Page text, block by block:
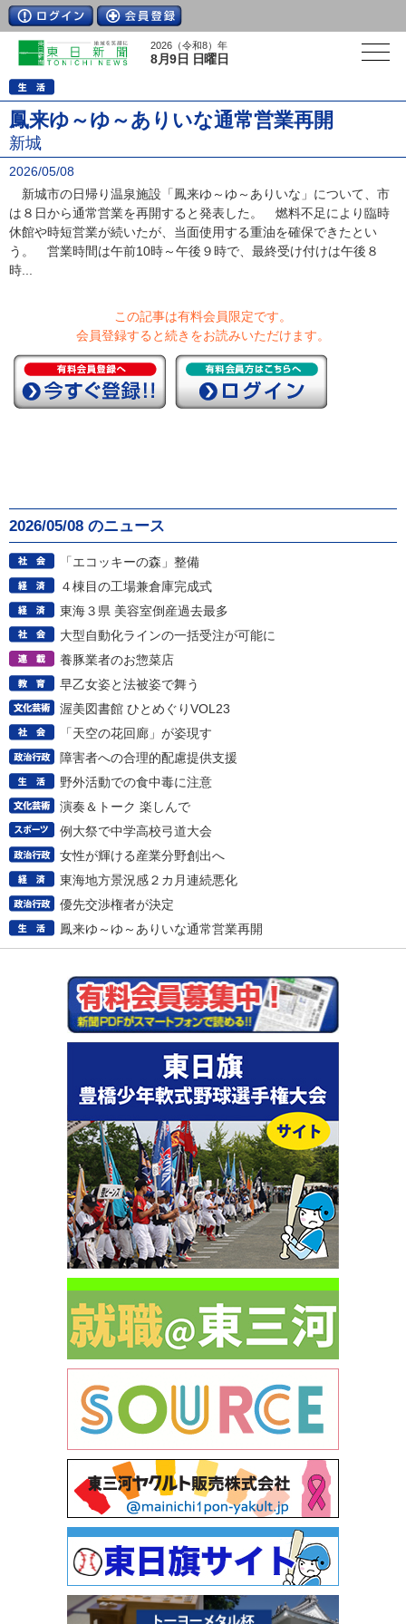
2026（令和8）年
8月9日 日曜日
鳳来ゆ～ゆ～ありいな通常営業再開
新城
2026/05/08
新城市の日帰り温泉施設「鳳来ゆ～ゆ～ありいな」について、市
は８日から通常営業を再開すると発表した。 燃料不足により臨時
休館や時短営業が続いたが、当面使用する重油を確保できたとい
う。 営業時間は午前10時～午後９時で、最終受け付けは午後８
時...
この記事は有料会員限定です。
会員登録すると続きをお読みいただけます。
2026/05/08 のニュース
「エコッキーの森」整備
４棟目の工場兼倉庫完成式
東海３県 美容室倒産過去最多
大型自動化ラインの一括受注が可能に
養豚業者のお惣菜店
早乙女姿と法被姿で舞う
渥美図書館 ひとめぐりVOL23
「天空の花回廊」が姿現す
障害者への合理的配慮提供支援
野外活動での食中毒に注意
演奏＆トーク 楽しんで
例大祭で中学高校弓道大会
女性が輝ける産業分野創出へ
東海地方景況感２カ月連続悪化
優先交渉権者が決定
鳳来ゆ～ゆ～ありいな通常営業再開